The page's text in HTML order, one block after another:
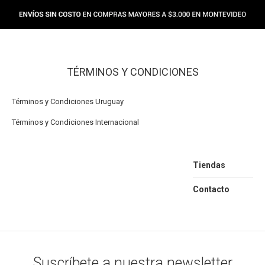
TÉRMINOS Y CONDICIONES
Términos y Condiciones Uruguay
Términos y Condiciones Internacional
Tiendas
Contacto